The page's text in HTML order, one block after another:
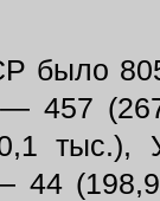
было 805
457
тыс.),
44